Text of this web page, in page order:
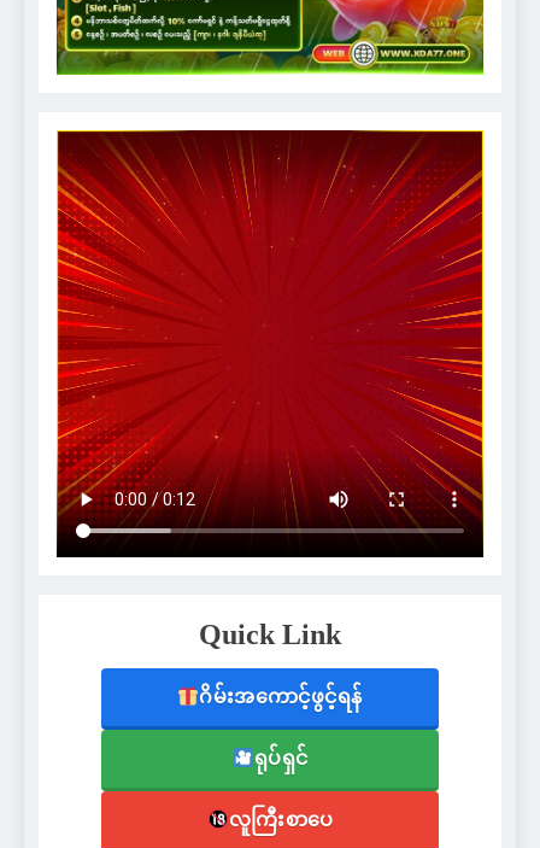
Quick Link
ဂိမ်းအကောင့်ဖွင့်ရန်
ရုပ်ရှင်
လူကြီးစာပေ